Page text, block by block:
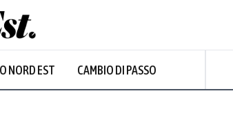
NORD EST CAMBIO DI PASSO
Nuvoloso